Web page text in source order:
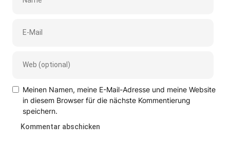
Meinen Namen, meine E-Mail-Adresse und meine Website
in diesem Browser für die nächste Kommentierung
speichern.